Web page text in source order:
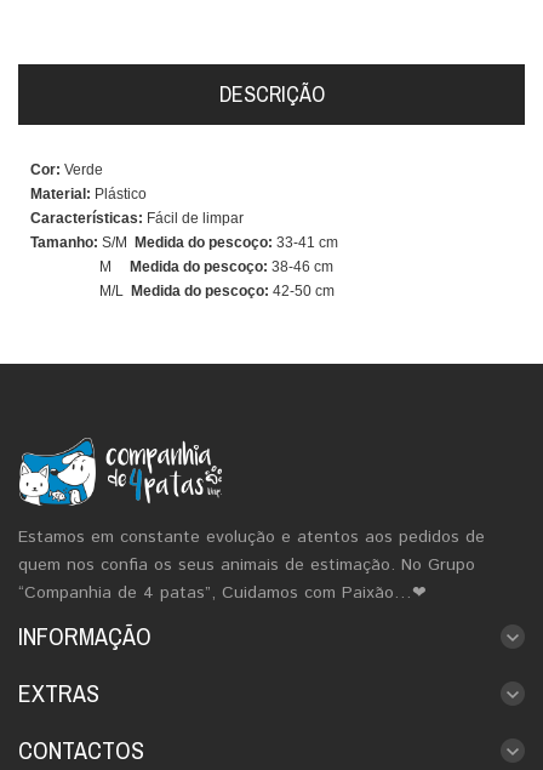
DESCRIÇÃO
Cor: Verde
Material: Plástico
Características: Fácil de limpar
Tamanho: S/M Medida do pescoço: 33-41 cm
M
Medida do pescoço: 38-46 cm
M/L Medida do pescoço: 42-50 cm
Estamos em constante evolução e atentos aos pedidos de
quem nos confia os seus animais de estimação. No Grupo
“Companhia de 4 patas”, Cuidamos com Paixão…❤
INFORMAÇÃO
EXTRAS
CONTACTOS